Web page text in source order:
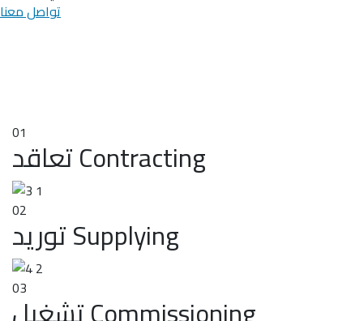
تواصل معنا
01
تعاقد Contracting
02
توريد Supplying
03